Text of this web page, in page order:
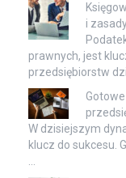
i
prawnych, jest
przedsiębiorstw
W dzisiejszym
klucz do sukcesu.
…